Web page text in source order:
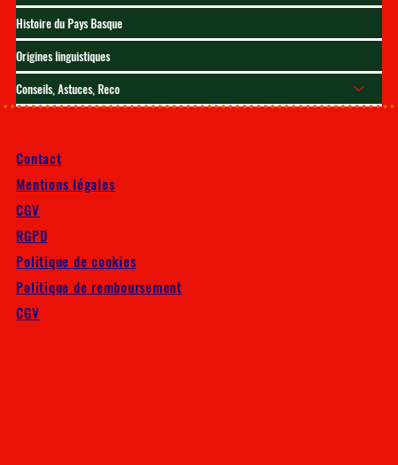
Histoire du Pays Basque
Origines linguistiques
Conseils, Astuces, Reco
Contact
Mentions légales
CGV
CGV
RGPD
Politique de cookies
Politique de remboursement